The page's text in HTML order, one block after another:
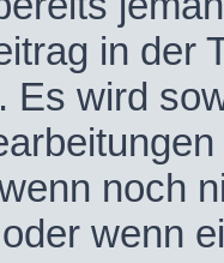
in der
Es wird
noch
wenn